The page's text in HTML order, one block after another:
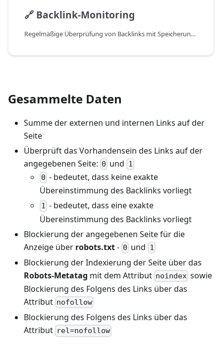
🔗 Backlink-Monitoring
Regelmäßige Überprüfung von Backlinks mit Speicherung der Ergebnisse in einer SQLite-Datenbanktabelle
Gesammelte Daten
Summe der externen und internen Links auf der
Seite
Überprüft das Vorhandensein des Links auf der
angegebenen Seite: 0 und 1
0 - bedeutet, dass keine exakte
Übereinstimmung des Backlinks vorliegt
1 - bedeutet, dass eine exakte
Übereinstimmung des Backlinks vorliegt
Blockierung der angegebenen Seite für die
Anzeige über robots.txt- 0 und 1
Blockierung der Indexierung der Seite über das
Robots-Metatag mit dem Attribut noindex sowie
Blockierung des Folgens des Links über das
Attribut nofollow
Blockierung des Folgens des Links über das
Attribut rel=nofollow